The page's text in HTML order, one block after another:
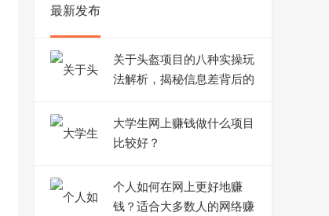
最新发布
关于头盔项目的八种实操玩
法解析，揭秘信息差背后的
大学生网上赚钱做什么项目
比较好？
个人如何在网上更好地赚
钱？适合大多数人的网络赚